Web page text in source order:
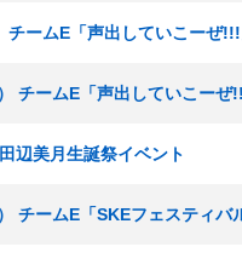
チームE「声出していこーぜ
チームE「声出していこー
辺美月生誕祭イベント
チームE「SKEフェスティバ